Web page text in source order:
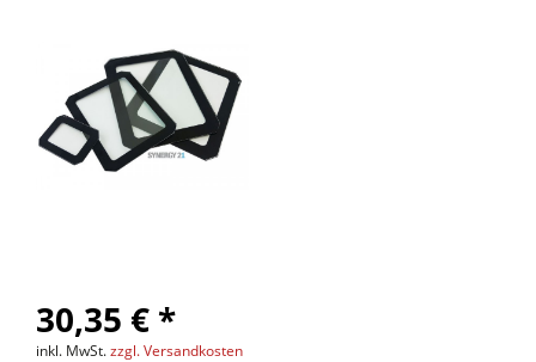
30,35 € *
inkl. MwSt.zzgl. Versandkosten